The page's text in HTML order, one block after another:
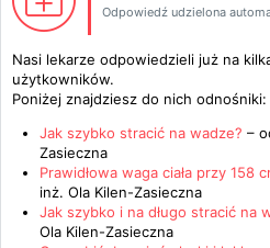
Odpowiedź udzielona
Nasi lekarze odpowiedzieli już na
użytkowników.
Poniżej znajdziesz do nich odnośniki:
Jak szybko stracić na wadze? –
Zasieczna
Prawidłowa waga ciała przy 158
inż. Ola Kilen-Zasieczna
Jak szybko i na długo stracić na
Ola Kilen-Zasieczna